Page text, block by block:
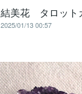
結美花 タロット
2025/01/13 00:57